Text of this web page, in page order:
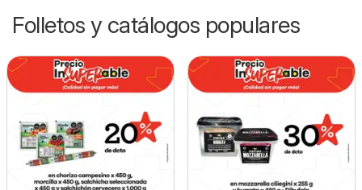
Folletos y catálogos populares